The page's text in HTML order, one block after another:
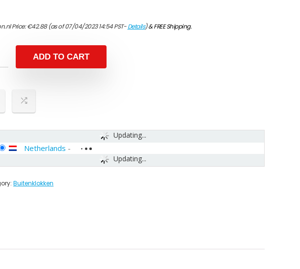
Price:€42.88(as of 07/04/2023 14:54 PST-Details)&FREE Shipping.
ADD TO CART
Updating...
Updating...
Netherlands -
Buitenklokken